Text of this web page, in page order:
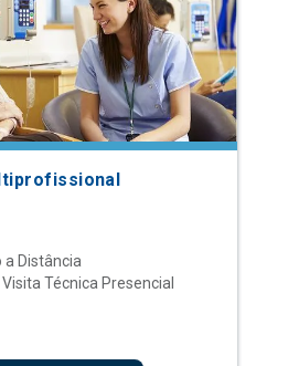
a Distância
Técnica Presencial